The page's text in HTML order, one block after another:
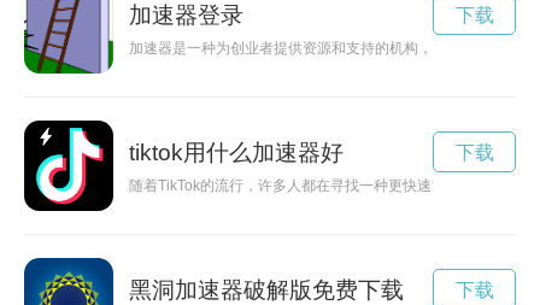
加速器登录
加速器是一种为创业者提供资源和支持的机构，让他们能够快
下载
tiktok用什么加速器好
随着TikTok的流行，许多人都在寻找一种更快速流畅的观看方
下载
黑洞加速器破解版免费下载 下载